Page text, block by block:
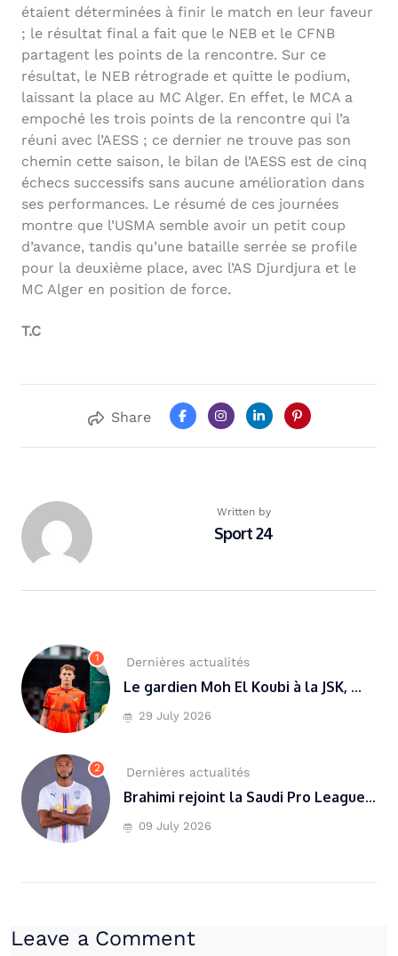
étaient déterminées à finir le match en leur faveur
; le résultat final a fait que le NEB et le CFNB
partagent les points de la rencontre. Sur ce
résultat, le NEB rétrograde et quitte le podium,
laissant la place au MC Alger. En effet, le MCA a
empoché les trois points de la rencontre qui l’a
réuni avec l’AESS ; ce dernier ne trouve pas son
chemin cette saison, le bilan de l’AESS est de cinq
échecs successifs sans aucune amélioration dans
ses performances. Le résumé de ces journées
montre que l’USMA semble avoir un petit coup
d’avance, tandis qu’une bataille serrée se profile
pour la deuxième place, avec l’AS Djurdjura et le
MC Alger en position de force.
T.C
Share
Written by
Sport 24
1 Dernières actualités
Le gardien Moh El Koubi à la JSK, ...
29 July 2026
2 Dernières actualités
Brahimi rejoint la Saudi Pro League...
09 July 2026
Leave a Comment